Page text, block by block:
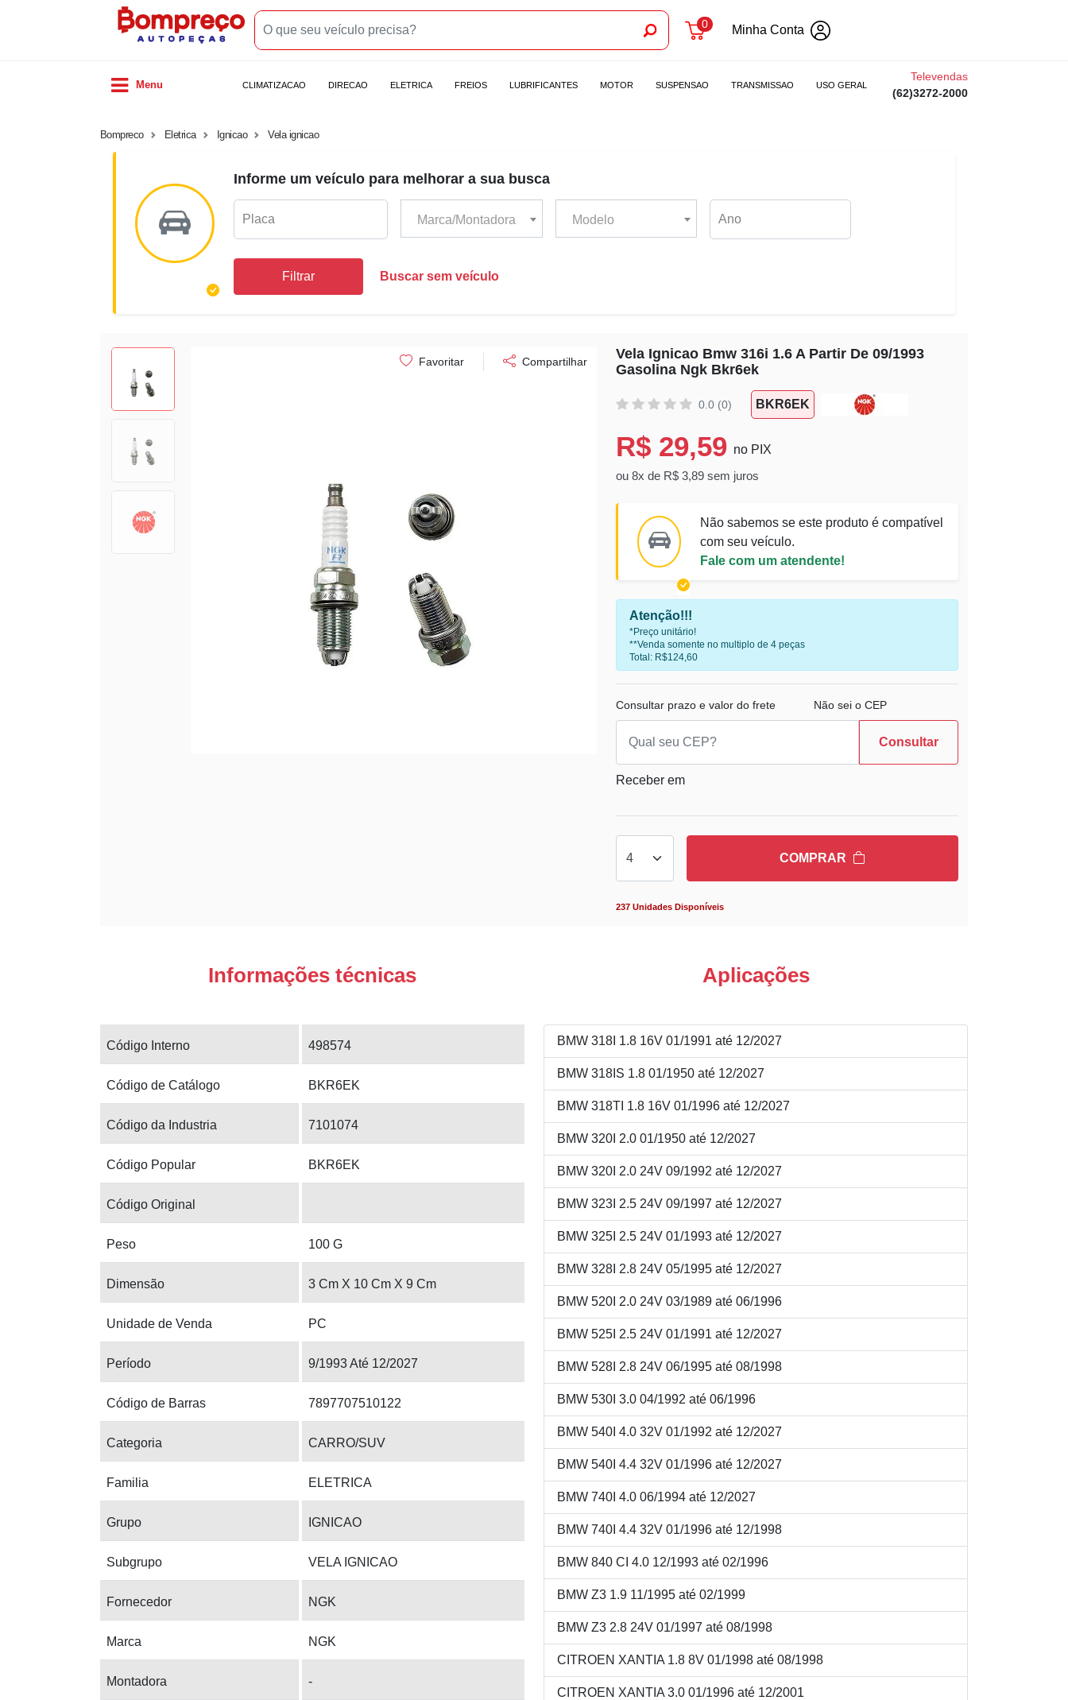
0 Minha Conta
Menu CLIMATIZACAO DIRECAO ELETRICA FREIOS LUBRIFICANTES MOTOR SUSPENSAO TRANSMISSAO USO GERAL
Televendas
(62)3272-2000
Bompreco Eletrica Ignicao Vela ignicao
Informe um veículo para melhorar a sua busca
Marca/Montadora Modelo
Filtrar Buscar sem veículo
Favoritar Compartilhar
Vela Ignicao Bmw 316i 1.6 A Partir De 09/1993
Gasolina Ngk Bkr6ek
0.0 (0) BKR6EK
R$ 29,59 no PIX
ou 8x de R$ 3,89 sem juros
Não sabemos se este produto é compatível
com seu veículo.
Fale com um atendente!
Atenção!!!
*Preço unitário!
**Venda somente no multiplo de 4 peças
Total: R$124,60
Consultar prazo e valor do frete Não sei o CEP
Consultar
Receber em
COMPRAR
237 Unidades Disponíveis
Informações técnicas
Código Interno 498574
Código de Catálogo BKR6EK
Código da Industria 7101074
Código Popular BKR6EK
Código Original
Peso 100 G
Dimensão 3 Cm X 10 Cm X 9 Cm
Unidade de Venda PC
Período 9/1993 Até 12/2027
Código de Barras 7897707510122
Categoria CARRO/SUV
Familia ELETRICA
Grupo IGNICAO
Subgrupo VELA IGNICAO
Fornecedor NGK
Marca NGK
Montadora -
Aplicações
BMW 318I 1.8 16V 01/1991 até 12/2027
BMW 318IS 1.8 01/1950 até 12/2027
BMW 318TI 1.8 16V 01/1996 até 12/2027
BMW 320I 2.0 01/1950 até 12/2027
BMW 320I 2.0 24V 09/1992 até 12/2027
BMW 323I 2.5 24V 09/1997 até 12/2027
BMW 325I 2.5 24V 01/1993 até 12/2027
BMW 328I 2.8 24V 05/1995 até 12/2027
BMW 520I 2.0 24V 03/1989 até 06/1996
BMW 525I 2.5 24V 01/1991 até 12/2027
BMW 528I 2.8 24V 06/1995 até 08/1998
BMW 530I 3.0 04/1992 até 06/1996
BMW 540I 4.0 32V 01/1992 até 12/2027
BMW 540I 4.4 32V 01/1996 até 12/2027
BMW 740I 4.0 06/1994 até 12/2027
BMW 740I 4.4 32V 01/1996 até 12/1998
BMW 840 CI 4.0 12/1993 até 02/1996
BMW Z3 1.9 11/1995 até 02/1999
BMW Z3 2.8 24V 01/1997 até 08/1998
CITROEN XANTIA 1.8 8V 01/1998 até 08/1998
CITROEN XANTIA 3.0 01/1996 até 12/2001